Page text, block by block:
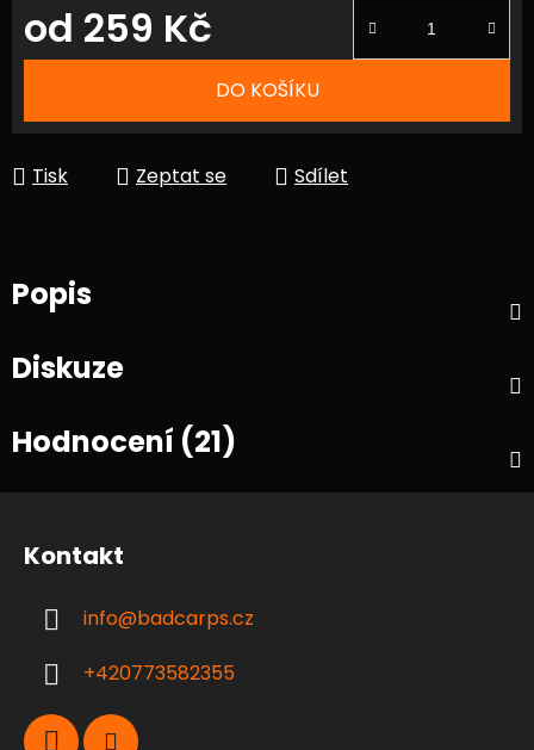
od 259 Kč
Měrná cena:
DO KOŠÍKU
Tisk Zeptat se Sdílet
Popis
Diskuze
Hodnocení (21)
Kontakt
info@badcarps.cz
+420773582355